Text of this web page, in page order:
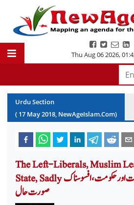
Thu Aug 06 2026,
Urdu Section
( 17 May2018, NewAgeIslam.Com)
The Left-Liberals, Muslim
State, Sadly لفٹ- لبرل ، مسلم قیادت اور حکومت ، افسوسنا ک
صورت حال